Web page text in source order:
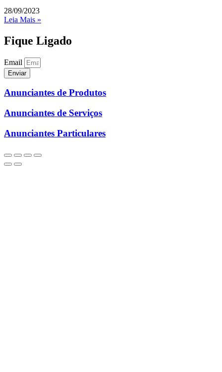
28/09/2023
Leia Mais »
Fique Ligado
Email
Enviar
Anunciantes de Produtos
Anunciantes de Serviços
Anunciantes Particulares